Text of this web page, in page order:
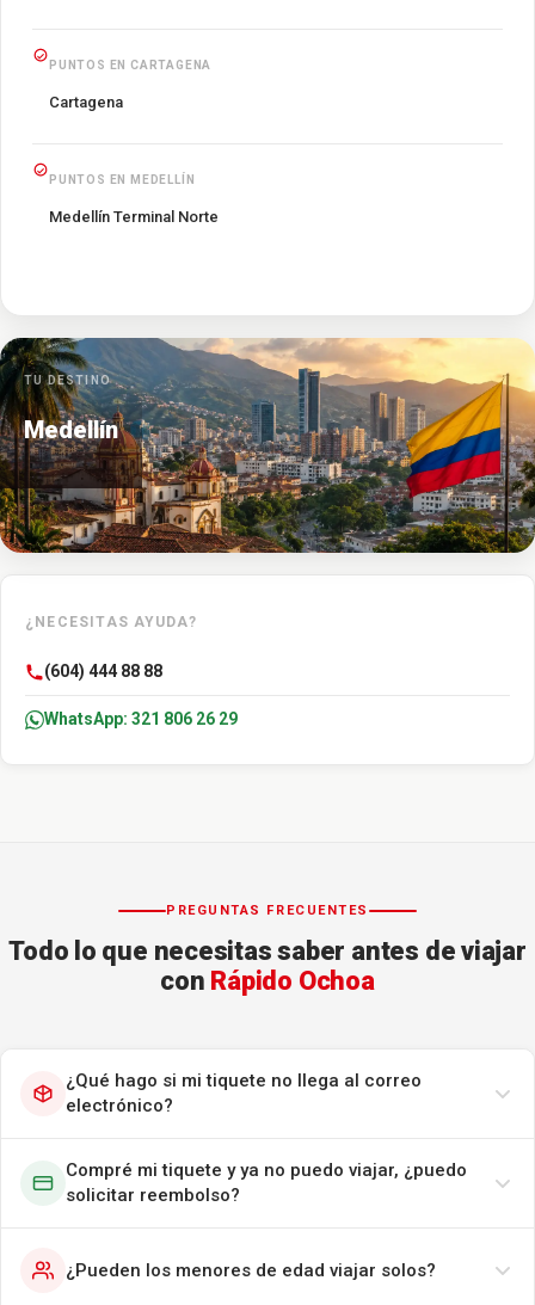
PUNTOS EN CARTAGENA
Cartagena
PUNTOS EN MEDELLÍN
Medellín Terminal Norte
TU DESTINO
Medellín
¿NECESITAS AYUDA?
(604) 444 88 88
WhatsApp: 321 806 26 29
PREGUNTAS FRECUENTES
Todo lo que necesitas saber antes de viajar
con Rápido Ochoa
¿Qué hago si mi tiquete no llega al correo
electrónico?
Compré mi tiquete y ya no puedo viajar, ¿puedo
solicitar reembolso?
¿Pueden los menores de edad viajar solos?